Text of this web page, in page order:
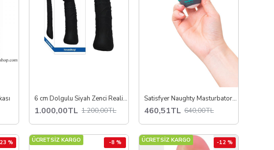
6 cm Dolgulu Siyah Zenci Realistik Uzatmalı Penis Kılıfı
1.000,00TL 1.200,00TL
Satisfyer Naughty Masturbator Egg – Elastik Yumurta Mastürbatör, Cyber‑Skin Benzeri Doku, Kaygan İç Yüzey, Tek Beden, Taşınabilir ve Gizli Tasarım
460,51TL 640,00TL
% ÜCRETSİZ KARGO -8 % ÜCRETSİZ KARGO -12 %